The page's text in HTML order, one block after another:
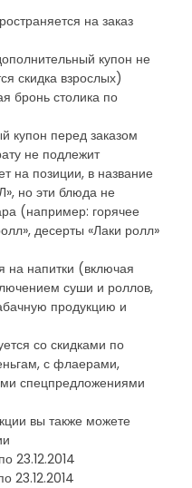
на заказ
купон не
скидка взрослых)
бронь столика по
купон перед заказом
не подлежит
на позиции, в название
но эти блюда не
(например: горячее
десерты «Лаки ролл»
на напитки (включая
суши и роллов,
продукцию и
со скидками по
с флаерами,
спецпредложениями
вы также можете
23.12.2014
23.12.2014